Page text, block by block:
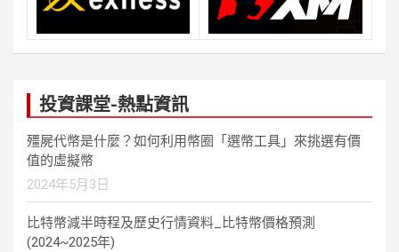
投資課堂-熱點資訊
殭屍代幣是什麼？如何利用幣圈「選幣工具」來挑選有價
值的虛擬幣
2024年5月3日
比特幣減半時程及歷史行情資料_比特幣價格預測
(2024~2025年)